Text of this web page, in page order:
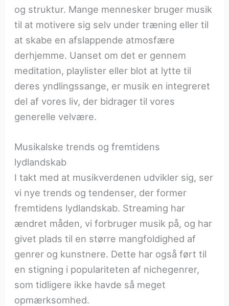
og struktur. Mange mennesker bruger musik
til at motivere sig selv under træning eller til
at skabe en afslappende atmosfære
derhjemme. Uanset om det er gennem
meditation, playlister eller blot at lytte til
deres yndlingssange, er musik en integreret
del af vores liv, der bidrager til vores
generelle velvære.
Musikalske trends og fremtidens
lydlandskab
I takt med at musikverdenen udvikler sig, ser
vi nye trends og tendenser, der former
fremtidens lydlandskab. Streaming har
ændret måden, vi forbruger musik på, og har
givet plads til en større mangfoldighed af
genrer og kunstnere. Dette har også ført til
en stigning i populariteten af nichegenrer,
som tidligere ikke havde så meget
opmærksomhed.